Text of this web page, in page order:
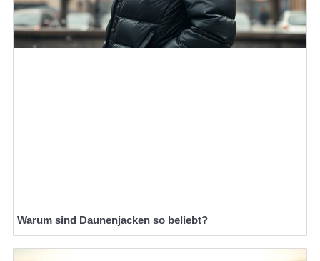
Warum sind Daunenjacken so beliebt?